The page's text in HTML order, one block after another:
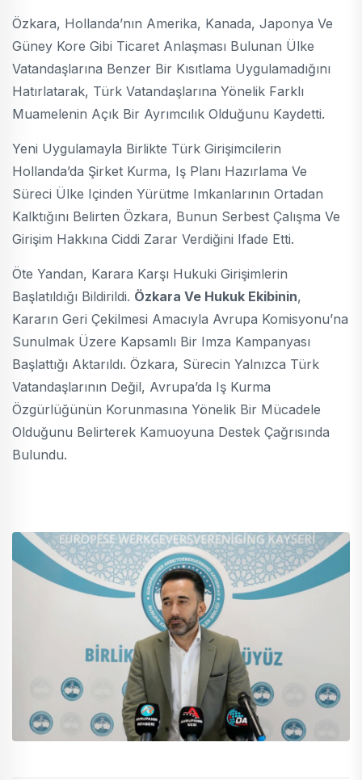
Özkara, Hollanda’nın Amerika, Kanada, Japonya Ve
Güney Kore Gibi Ticaret Anlaşması Bulunan Ülke
Vatandaşlarına Benzer Bir Kısıtlama Uygulamadığını
Hatırlatarak, Türk Vatandaşlarına Yönelik Farklı
Muamelenin Açık Bir Ayrımcılık Olduğunu Kaydetti.
Yeni Uygulamayla Birlikte Türk Girişimcilerin
Hollanda’da Şirket Kurma, Iş Planı Hazırlama Ve
Süreci Ülke Içinden Yürütme Imkanlarının Ortadan
Kalktığını Belirten Özkara, Bunun Serbest Çalışma Ve
Girişim Hakkına Ciddi Zarar Verdiğini Ifade Etti.
Öte Yandan, Karara Karşı Hukuki Girişimlerin
Başlatıldığı Bildirildi. Özkara Ve Hukuk Ekibinin,
Kararın Geri Çekilmesi Amacıyla Avrupa Komisyonu’na
Sunulmak Üzere Kapsamlı Bir Imza Kampanyası
Başlattığı Aktarıldı. Özkara, Sürecin Yalnızca Türk
Vatandaşlarının Değil, Avrupa’da Iş Kurma
Özgürlüğünün Korunmasına Yönelik Bir Mücadele
Olduğunu Belirterek Kamuoyuna Destek Çağrısında
Bulundu.